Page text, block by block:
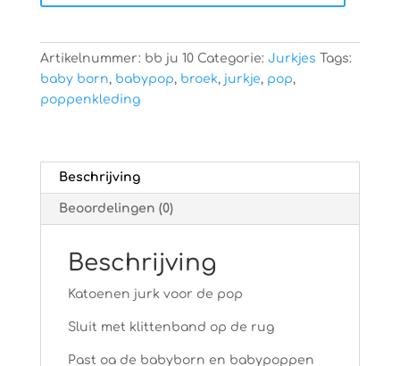
Artikelnummer: bb ju 10 Categorie: Jurkjes Tags:
baby born, babypop, broek, jurkje, pop,
poppenkleding
Beschrijving
Beoordelingen (0)
Beschrijving
Katoenen jurk voor de pop
Sluit met klittenband op de rug
Past oa de babyborn en babypoppen